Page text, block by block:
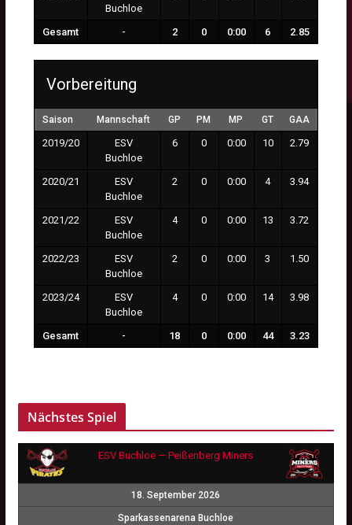
Buchloe
Gesamt - 2 0 0:00 6 2.85
Vorbereitung
Saison Mannschaft GP PM MP GT GAA
2019/20
ESV
Buchloe
6 0 0:00 10 2.79
2020/21
ESV
Buchloe
2 0 0:00 4 3.94
2021/22
ESV
Buchloe
4 0 0:00 13 3.72
2022/23
ESV
Buchloe
2 0 0:00 3 1.50
2023/24
ESV
Buchloe
4 0 0:00 14 3.98
Gesamt - 18 0 0:00 44 3.23
Nächstes Spiel
ESV Buchloe — Peißenberg Miners
18. September 2026
Sparkassenarena Buchloe